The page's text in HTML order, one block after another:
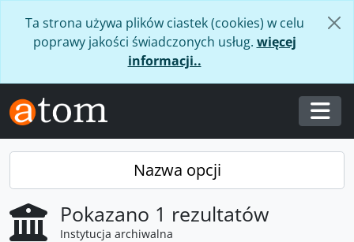
Ta strona używa plików ciastek (cookies) w celu
poprawy jakości świadczonych usług. więcej
informacji..
Nazwa opcji
Pokazano 1 rezultatów
Instytucja archiwalna